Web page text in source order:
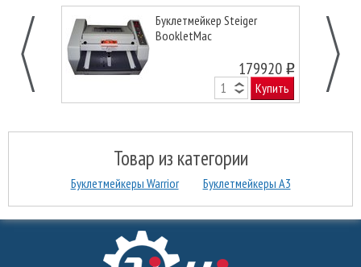
Буклетмейкер Steiger
BookletMac
179920 o
Купить
Товар из категории
Буклетмейкеры Warrior Буклетмейкеры А3